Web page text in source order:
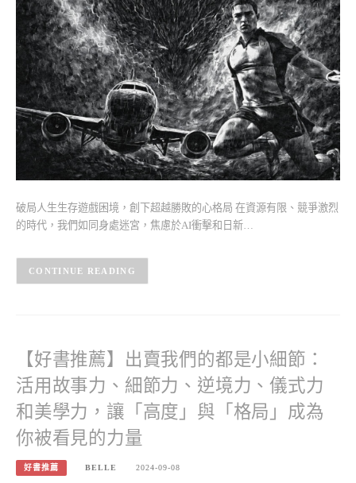
破局人生生存遊戲困境，創下超越勝敗的心格局 在資源有限、競爭激烈
的時代，我們如同身處迷宮，焦慮於AI衝擊和日新…
CONTINUE READING
【好書推薦】出賣我們的都是小細節：
活用故事力、細節力、逆境力、儀式力
和美學力，讓「高度」與「格局」成為
你被看見的力量
好書推薦 BELLE 2024-09-08